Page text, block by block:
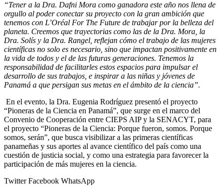
“Tener a la Dra. Dafni Mora como ganadora este año nos llena de
orgullo al poder conectar su proyecto con la gran ambición que
tenemos con L’Oréal For The Future de trabajar por la belleza del
planeta. Creemos que trayectorias como las de la Dra. Mora, la
Dra. Solís y la Dra. Rangel, reflejan cómo el trabajo de las mujeres
científicas no solo es necesario, sino que impactan positivamente en
la vida de todos y el de las futuras generaciones. Tenemos la
responsabilidad de facilitarles estos espacios para impulsar el
desarrollo de sus trabajos, e inspirar a las niñas y jóvenes de
Panamá a que persigan sus metas en el ámbito de la ciencia”.
En el evento, la Dra. Eugenia Rodríguez presentó el proyecto
“Pioneras de la Ciencia en Panamá”, que surge en el marco del
Convenio de Cooperación entre CIEPS AIP y la SENACYT, para
el proyecto “Pioneras de la Ciencia: Porque fueron, somos. Porque
somos, serán”, que busca visibilizar a las primeras científicas
panameñas y sus aportes al avance científico del país como una
cuestión de justicia social, y como una estrategia para favorecer la
participación de más mujeres en la ciencia.
TwitterFacebook WhatsApp